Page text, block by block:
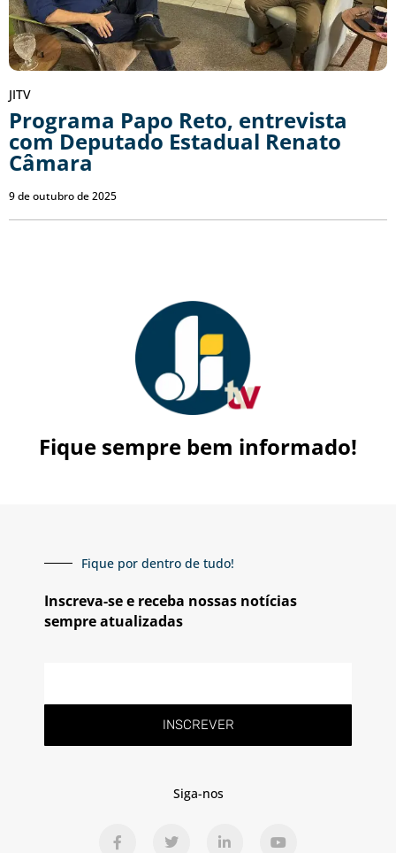
JITV
Programa Papo Reto, entrevista
com Deputado Estadual Renato
Câmara
9 de outubro de 2025
Fique sempre bem informado!
Fique por dentro de tudo!
Inscreva-se e receba nossas notícias
sempre atualizadas
INSCREVER
Siga-nos
a
w
i
o